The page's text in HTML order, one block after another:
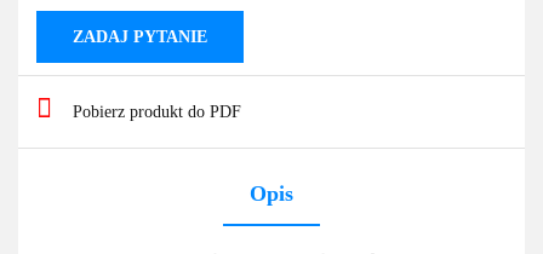
ZADAJ PYTANIE
Pobierz produkt do PDF
Opis